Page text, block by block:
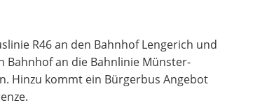
R46 an den Bahnhof Lengerich und
Bahnhof an die Bahnlinie Münster-
Hinzu kommt ein Bürgerbus Angebot